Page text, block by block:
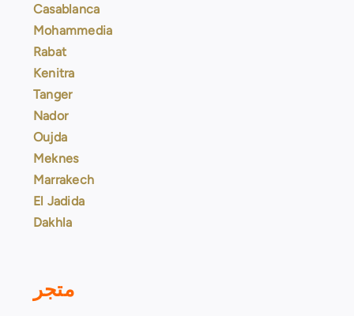
Casablanca
Mohammedia
Rabat
Kenitra
Tanger
Nador
Oujda
Meknes
Marrakech
El Jadida
Dakhla
متجر